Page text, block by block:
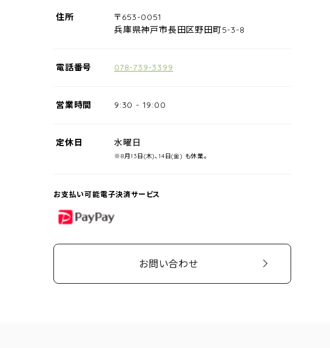
住所
〒653-0051
兵庫県神戸市長田区野田町5-3-8
電話番号 078-739-3399
営業時間 9:30 - 19:00
定休日 水曜日
※8月13日(木)、14日(金) も休業。
お支払い可能電子決済サービス
PayPay
お問い合わせ